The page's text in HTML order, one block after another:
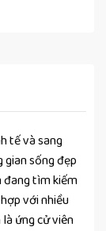
tế và sang
sống đẹp
đang tìm kiếm
với nhiều
ứng cử viên